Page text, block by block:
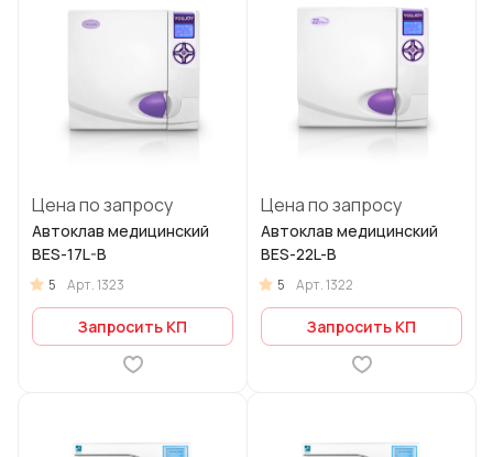
Цена по запросу
Автоклав медицинский
BES-17L-B
5 Арт.1323
Запросить КП
Цена по запросу
Автоклав медицинский
BES-22L-В
5 Арт.1322
Запросить КП